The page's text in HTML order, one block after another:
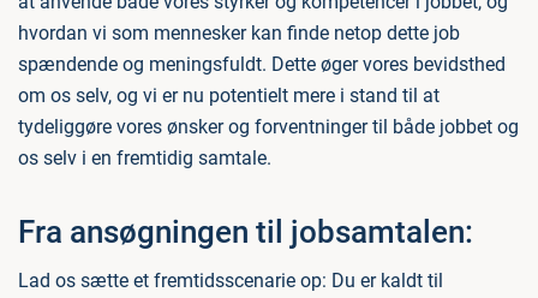
hvordan vi som mennesker kan finde netop dette job
spændende og meningsfuldt. Dette øger vores bevidsthed
om os selv, og vi er nu potentielt mere i stand til at
tydeliggøre vores ønsker og forventninger til både jobbet og
os selv i en fremtidig samtale.
Fra ansøgningen til jobsamtalen:
Lad os sætte et fremtidsscenarie op: Du er kaldt til